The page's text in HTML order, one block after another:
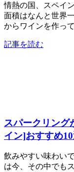
情熱の国、スペイ
面積はなんと世界
からワインを作っ
記事を読む
スパークリング
イン]おすすめ
飲みやすい味わい
は今、その中でも